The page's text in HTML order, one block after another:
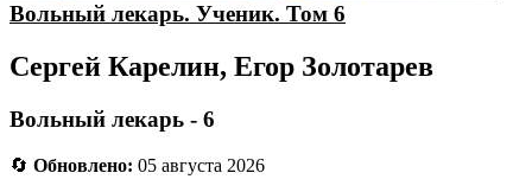
Вольный лекарь. Ученик. Том 6
Сергей Карелин, Егор Золотарев
Вольный лекарь - 6
🔄 Обновлено: 05 августа 2026